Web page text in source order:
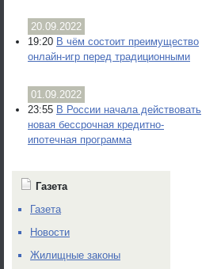
20.09.2022
19:20 В чём состоит преимущество
онлайн-игр перед традиционными
01.09.2022
23:55 В России начала действовать
новая бессрочная кредитно-
ипотечная программа
Газета
Газета
Новости
Жилищные законы